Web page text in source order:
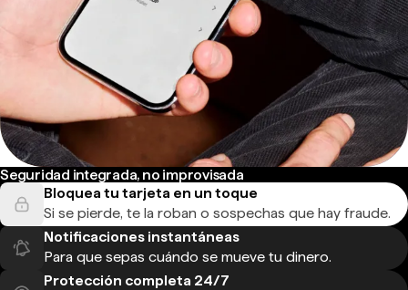
Seguridad integrada, no improvisada
Bloquea tu tarjeta en un toque
Si se pierde, te la roban o sospechas que hay fraude.
Notificaciones instantáneas
Para que sepas cuándo se mueve tu dinero.
Protección completa 24/7